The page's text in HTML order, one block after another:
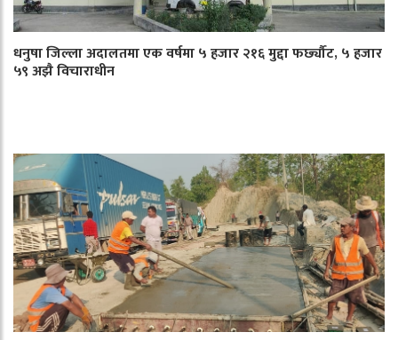
धनुषा जिल्ला अदालतमा एक वर्षमा ५ हजार २१६ मुद्दा फर्छ्यौट, ५ हजार
५९ अझै विचाराधीन